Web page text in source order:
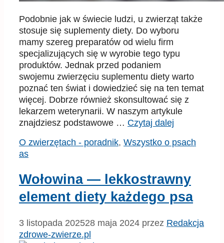
Podobnie jak w świecie ludzi, u zwierząt także
stosuje się suplementy diety. Do wyboru
mamy szereg preparatów od wielu firm
specjalizujących się w wyrobie tego typu
produktów. Jednak przed podaniem
swojemu zwierzęciu suplementu diety warto
poznać ten świat i dowiedzieć się na ten temat
więcej. Dobrze również skonsultować się z
lekarzem weterynarii. W naszym artykule
znajdziesz podstawowe … Czytaj dalej
Kategorie
O zwierzętach - poradnik, Wszystko o psach
as
Wołowina — lekkostrawny
element diety każdego psa
3 listopada 202528 maja 2024 przez Redakcja
zdrowe-zwierze.pl